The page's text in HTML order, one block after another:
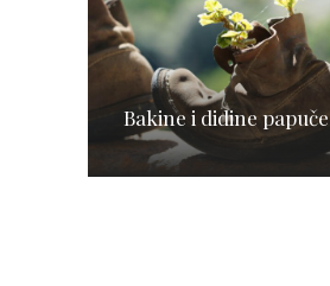
Bakine i didine papuče